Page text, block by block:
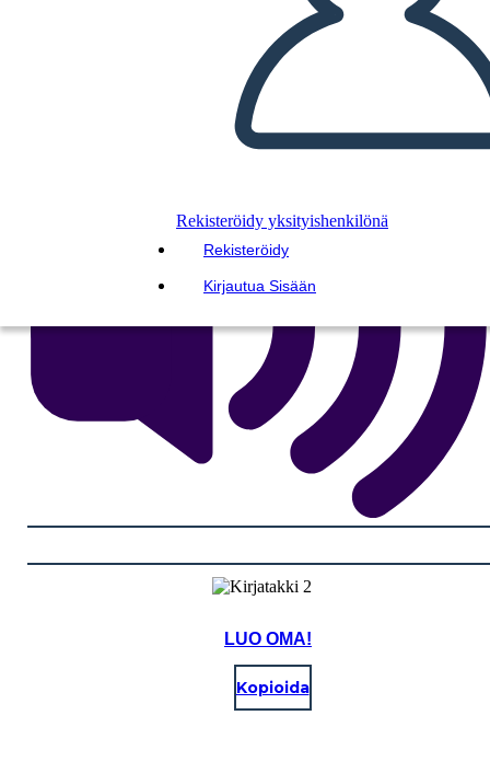
Rekisteröidy yksityishenkilönä
Rekisteröidy
Kirjautua Sisään
TOISTA DIAESITYS
LUE MINULLE
LUO OMA!
Kopioida